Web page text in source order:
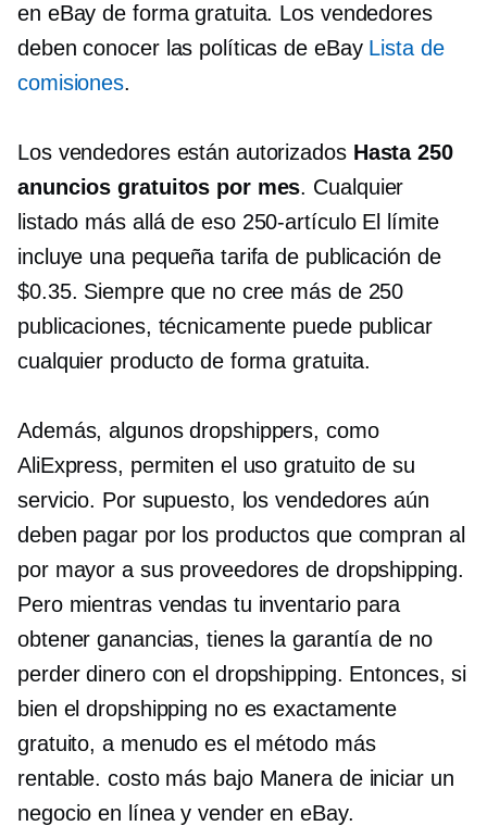
en eBay de forma gratuita. Los vendedores
deben conocer las políticas de eBay Lista de
comisiones.
Los vendedores están autorizados Hasta 250
anuncios gratuitos por mes. Cualquier
listado más allá de eso 250-artículoEl límite
incluye una pequeña tarifa de publicación de
$0.35. Siempre que no cree más de 250
publicaciones, técnicamente puede publicar
cualquier producto de forma gratuita.
Además, algunos dropshippers, como
AliExpress, permiten el uso gratuito de su
servicio. Por supuesto, los vendedores aún
deben pagar por los productos que compran al
por mayor a sus proveedores de dropshipping.
Pero mientras vendas tu inventario para
obtener ganancias, tienes la garantía de no
perder dinero con el dropshipping. Entonces, si
bien el dropshipping no es exactamente
gratuito, a menudo es el método más
rentable.costo más bajoManera de iniciar un
negocio en línea y vender en eBay.